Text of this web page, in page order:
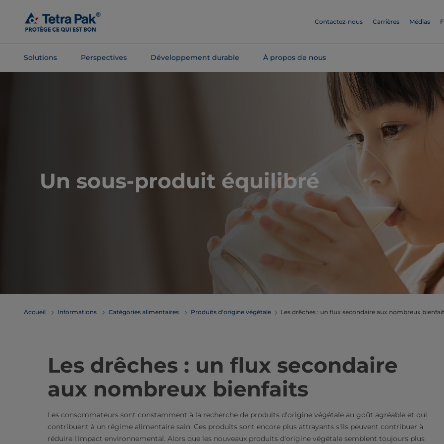
contenu
Contactez-nous Carrières Médias
Solutions Perspectives Développement durable À propos de nous
Un sous-produit équilibré
Accueil Informations Catégories alimentaires Produits d'origine végétale Les drêches : un flux secondaire aux nombreux
Les drêches : un flux secondaire
aux nombreux bienfaits
Les consommateurs sont constamment à la recherche de produits d'origine végétale au goût agréable et qui
contribuent à un régime alimentaire sain. Ces produits sont encore plus attrayants s'ils peuvent contribuer à
réduire l'impact environnemental. Alors que les nouveaux produits d'origine végétale semblent toujours plus